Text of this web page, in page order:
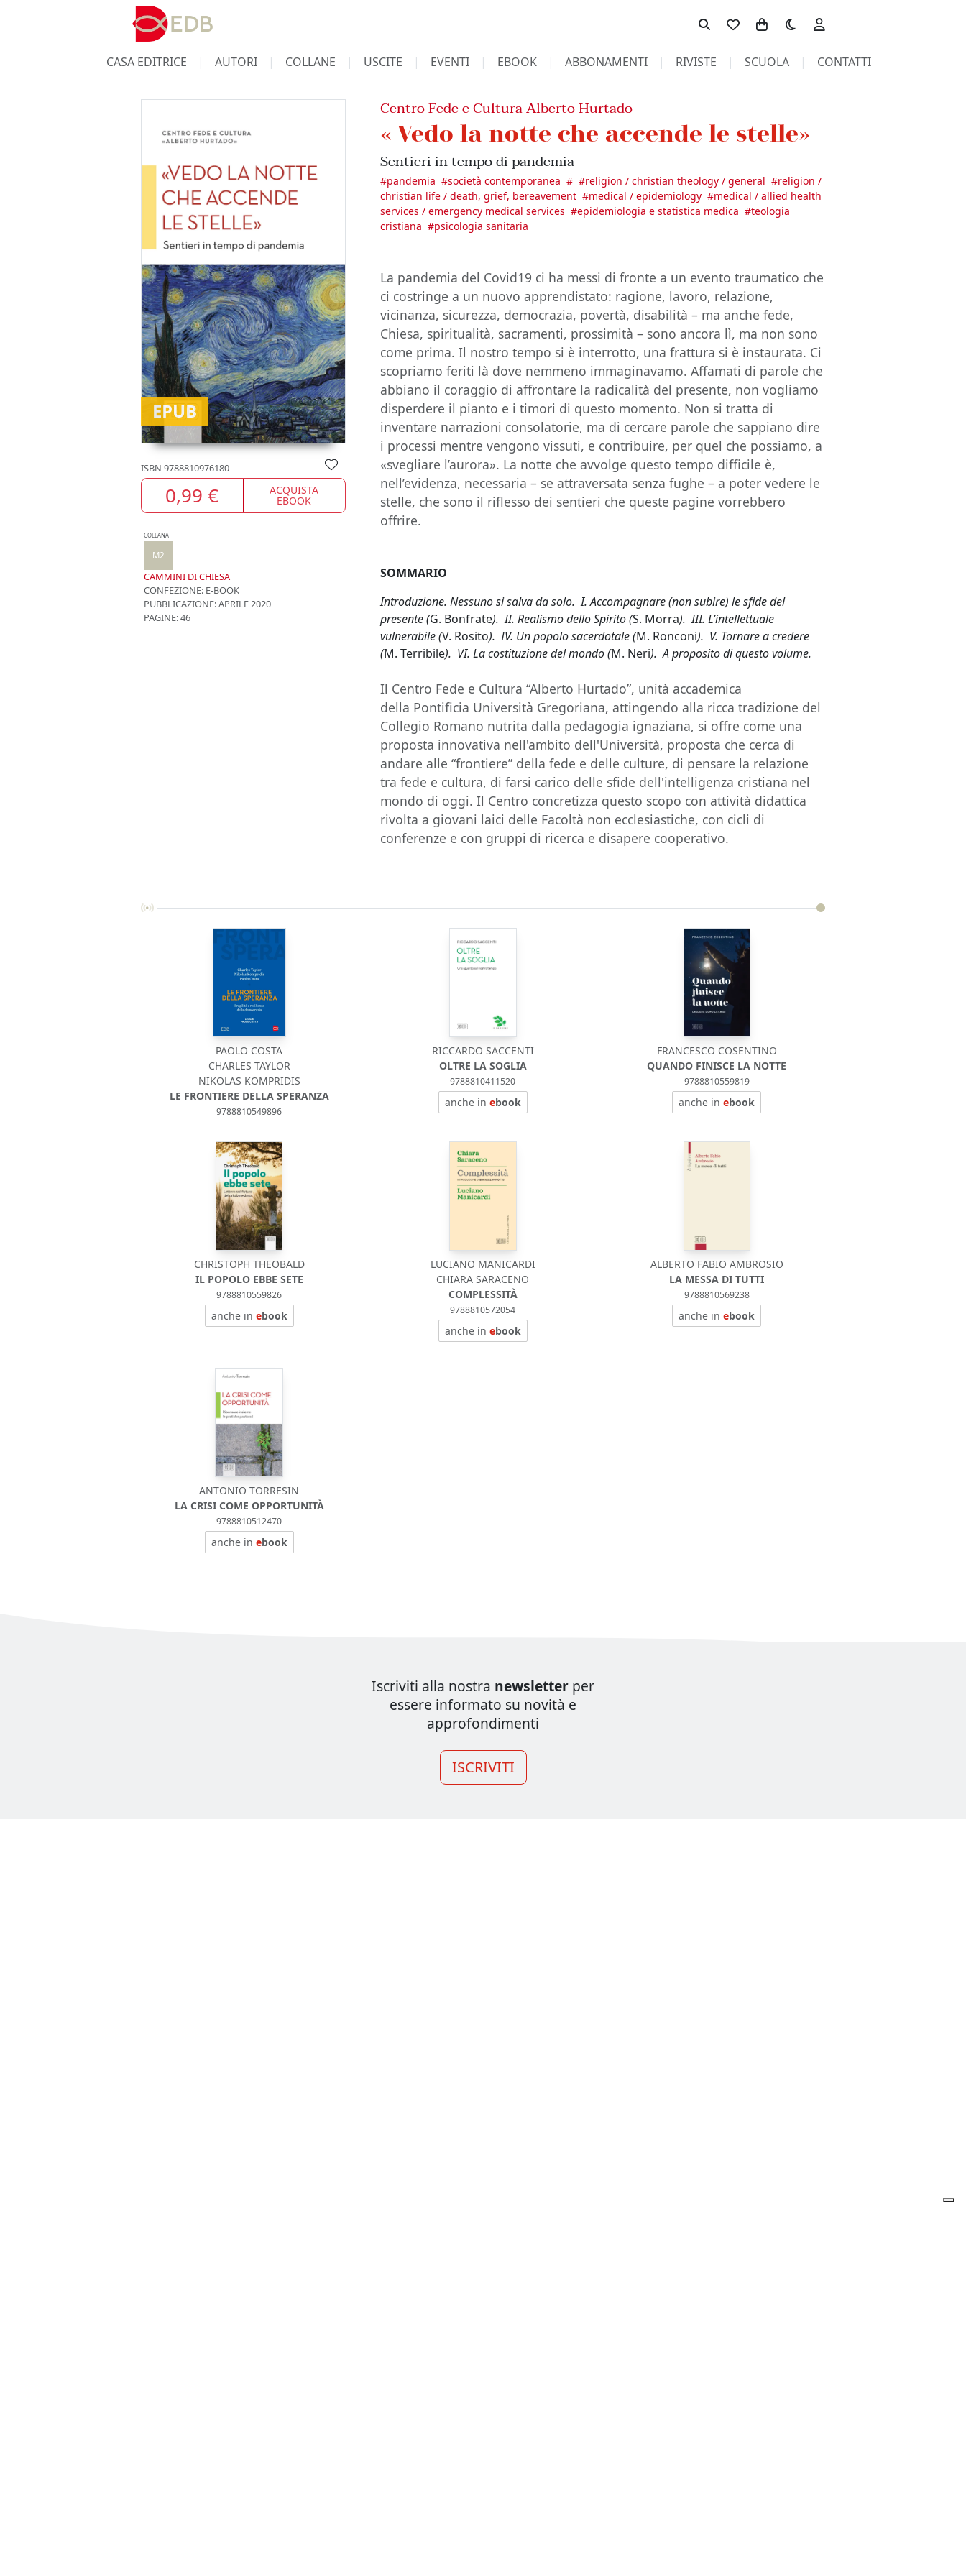
Toggle theme
CASA EDITRICE AUTORI COLLANE USCITE EVENTI EBOOK ABBONAMENTI RIVISTE SCUOLA CONTATTI
EPUB
ISBN 9788810976180
0,99 € ACQUISTA
EBOOK
COLLANA
M2
CAMMINI DI CHIESA
CONFEZIONE: E-BOOK
PUBBLICAZIONE:APRILE 2020
PAGINE: 46
Centro Fede e Cultura Alberto Hurtado
« Vedo la notte che accende le stelle»
Sentieri in tempo di pandemia
#pandemia #società contemporanea # #religion / christian theology / general #religion /
christian life / death, grief, bereavement #medical / epidemiology #medical / allied health
services / emergency medical services #epidemiologia e statistica medica #teologia
cristiana #psicologia sanitaria
La pandemia del Covid19 ci ha messi di fronte a un evento traumatico che
ci costringe a un nuovo apprendistato: ragione, lavoro, relazione,
vicinanza, sicurezza, democrazia, povertà, disabilità – ma anche fede,
Chiesa, spiritualità, sacramenti, prossimità – sono ancora lì, ma non sono
come prima. Il nostro tempo si è interrotto, una frattura si è instaurata. Ci
scopriamo feriti là dove nemmeno immaginavamo. Affamati di parole che
abbiano il coraggio di affrontare la radicalità del presente, non vogliamo
disperdere il pianto e i timori di questo momento. Non si tratta di
inventare narrazioni consolatorie, ma di cercare parole che sappiano dire
i processi mentre vengono vissuti, e contribuire, per quel che possiamo, a
«svegliare l’aurora». La notte che avvolge questo tempo difficile è,
nell’evidenza, necessaria – se attraversata senza fughe – a poter vedere le
stelle, che sono il riflesso dei sentieri che queste pagine vorrebbero
offrire.
SOMMARIO
Introduzione. Nessuno si salva da solo. I. Accompagnare (non subire) le sfide del
presente (G. Bonfrate). II. Realismo dello Spirito (S. Morra). III. L’intellettuale
vulnerabile (V. Rosito). IV. Un popolo sacerdotale (M. Ronconi). V. Tornare a credere
(M. Terribile). VI. La costituzione del mondo (M. Neri). A proposito di questo volume.
Il Centro Fede e Cultura “Alberto Hurtado”, unità accademica
della Pontificia Università Gregoriana, attingendo alla ricca tradizione del
Collegio Romano nutrita dalla pedagogia ignaziana, si offre come una
proposta innovativa nell'ambito dell'Università, proposta che cerca di
andare alle “frontiere” della fede e delle culture, di pensare la relazione
tra fede e cultura, di farsi carico delle sfide dell'intelligenza cristiana nel
mondo di oggi. Il Centro concretizza questo scopo con attività didattica
rivolta a giovani laici delle Facoltà non ecclesiastiche, con cicli di
conferenze e con gruppi di ricerca e disapere cooperativo.
PAOLO COSTA
CHARLES TAYLOR
NIKOLAS KOMPRIDIS
LE FRONTIERE DELLA SPERANZA
9788810549896
RICCARDO SACCENTI
OLTRE LA SOGLIA
9788810411520
anche in ebook
FRANCESCO COSENTINO
QUANDO FINISCE LA NOTTE
9788810559819
anche inebook
CHRISTOPH THEOBALD
IL POPOLO EBBE SETE
9788810559826
anche in ebook
LUCIANO MANICARDI
CHIARA SARACENO
COMPLESSITÀ
9788810572054
anche in ebook
ALBERTO FABIO AMBROSIO
LA MESSA DI TUTTI
9788810569238
anche inebook
ANTONIO TORRESIN
LA CRISI COME OPPORTUNITÀ
9788810512470
anche in ebook
Iscriviti alla nostra newsletter per
essere informato su novità e
approfondimenti
ISCRIVITI